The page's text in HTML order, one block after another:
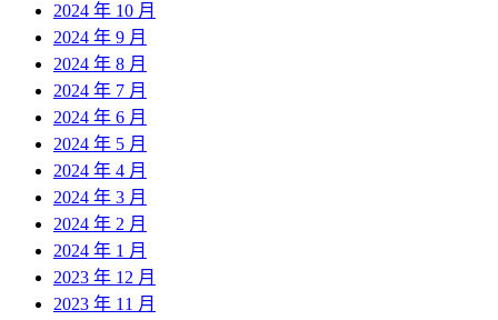
2024 年 10 月
2024 年 9 月
2024 年 8 月
2024 年 7 月
2024 年 6 月
2024 年 5 月
2024 年 4 月
2024 年 3 月
2024 年 2 月
2024 年 1 月
2023 年 12 月
2023 年 11 月